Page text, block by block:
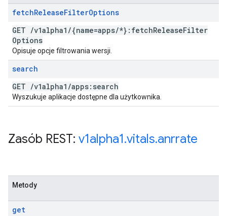
fetchReleaseFilterOptions
GET /v1alpha1 /{name=apps/*}:fetchReleaseFilter
Options
Opisuje opcje filtrowania wersji.
search
GET /v1alpha1 /apps:search
Wyszukuje aplikacje dostępne dla użytkownika.
Zasób REST: v1alpha1.vitals.anrrate
Metody
get